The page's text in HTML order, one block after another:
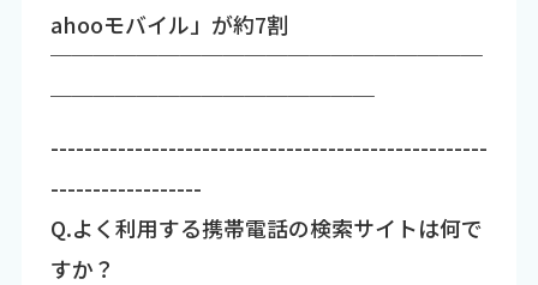
ahooモバイル」が約7割
￣￣￣￣￣￣￣￣￣￣￣￣￣￣￣￣￣￣￣￣
￣￣￣￣￣￣￣￣￣￣￣￣￣￣￣
----------------------------------------------------
------------------
Q.よく利用する携帯電話の検索サイトは何で
すか？